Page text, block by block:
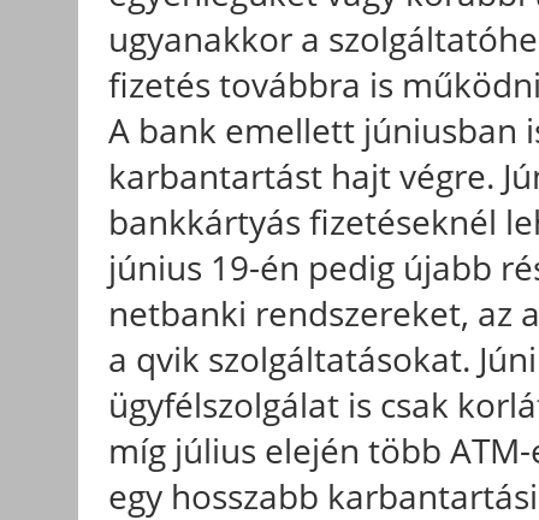
ugyanakkor a
fizetés továbbra is
A bank emellett júniusban
karbantartást hajt végre.
bankkártyás fizetéseknél
június 19-én pedig újabb
netbanki rendszereket, az
a qvik szolgáltatásokat.
ügyfélszolgálat is csak
míg július elején több
egy hosszabb